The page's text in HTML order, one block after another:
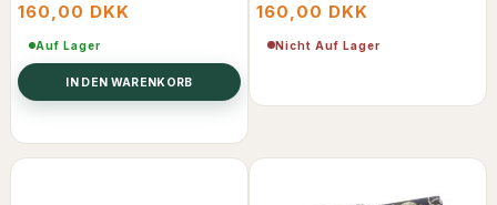
160,00 DKK
Auf Lager
IN DEN WARENKORB
160,00 DKK
Nicht Auf Lager